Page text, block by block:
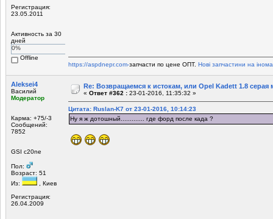
Регистрация:
23.05.2011
Активность за 30
дней
0%
Offline
https://aspdnepr.com-запчасти по цене ОПТ. Нові запчастини на
Aleksei4
Василий
Модератор
Карма: +75/-3
Сообщений:
7852
GSI c20ne
Пол:
Возраст: 51
Из:
, Киев
Регистрация:
26.04.2009
Re: Возвращаемся к истокам, или Opel Kadett 1.8
« Ответ #362 : 23-01-2016, 11:35:32 »
Цитата: Ruslan-K7 от 23-01-2016, 10:14:23
Ну я ж дотошный............. где форд после када ?